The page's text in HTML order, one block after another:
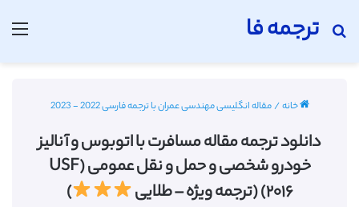
ترجمه فا
جستجو برای
خانه/مقاله انگلیسی مهندسی عمران با ترجمه فارسی 2022 - 2023
دانلود ترجمه مقاله مسافرت با اتوبوس و آنالیز
خودرو شخصی و حمل و نقل عمومی (USF
۲۰۱۶) (ترجمه ویژه – طلایی
)